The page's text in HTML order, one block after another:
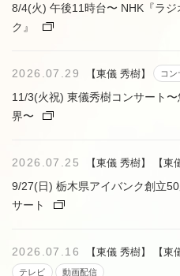
8/4(火) 午後11時台〜 NHK『ラ
ク』
2026.07.29 【東儀 秀樹】 コン
11/3(火祝) 東儀秀樹コンサート
界〜
2026.07.25 【東儀 秀樹】 【東
9/27(日) 栃木県アイバンク創立
サート
2026.07.16 【東儀 秀樹】 【東
テレビ 動画配信